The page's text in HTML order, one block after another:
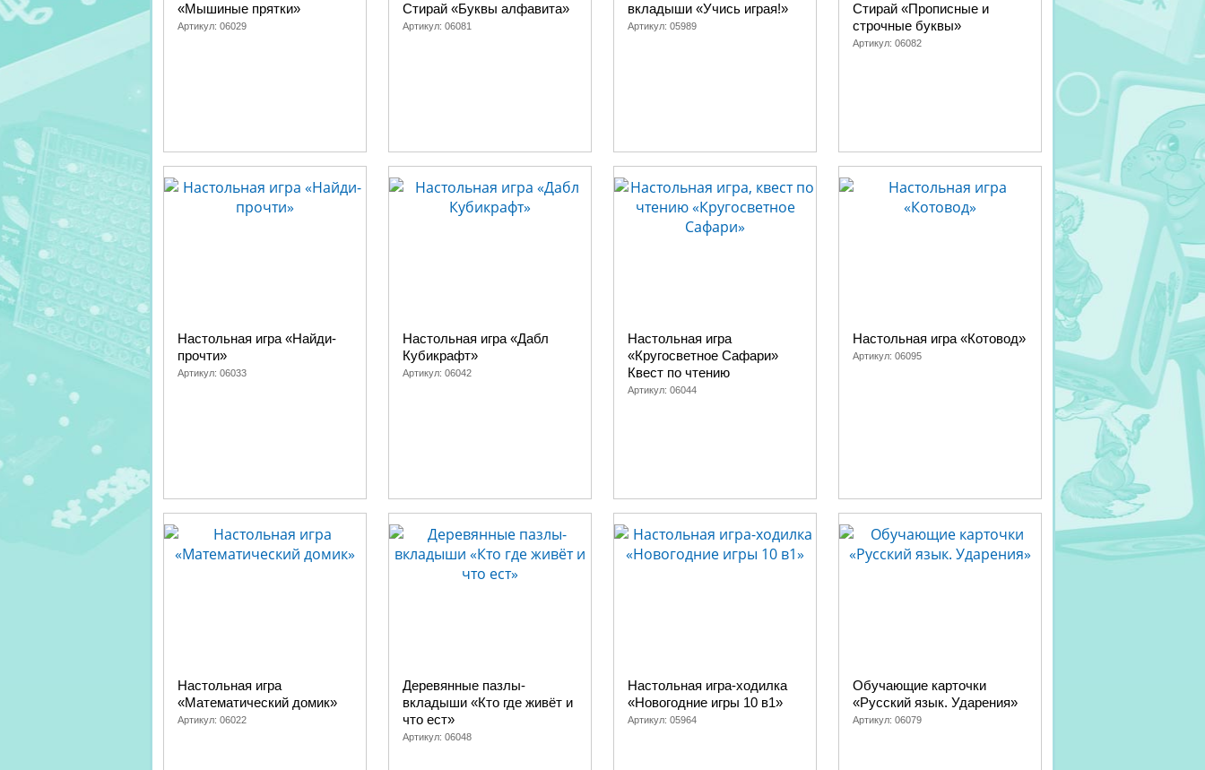
«Мышиные прятки»
Артикул: 06029
Стирай «Буквы алфавита»
Артикул: 06081
вкладыши «Учись играя!»
Артикул: 05989
Стирай «Прописные и
строчные буквы»
Артикул: 06082
Настольная игра «Найди-
прочти»
Артикул: 06033
Настольная игра «Дабл
Кубикрафт»
Артикул: 06042
Настольная игра
«Кругосветное Сафари»
Квест по чтению
Артикул: 06044
Настольная игра «Котовод»
Артикул: 06095
Настольная игра
«Математический домик»
Артикул: 06022
Деревянные пазлы-
вкладыши «Кто где живёт и
что ест»
Артикул: 06048
Настольная игра-ходилка
«Новогодние игры 10 в1»
Артикул: 05964
Обучающие карточки
«Русский язык. Ударения»
Артикул: 06079